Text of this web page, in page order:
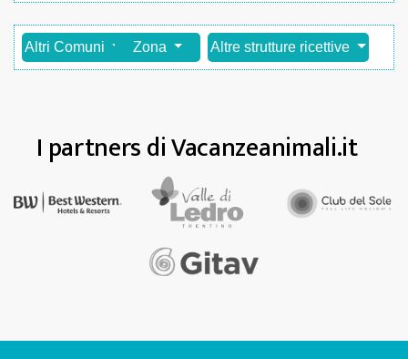
Altri Comuni Zona Altre strutture ricettive
I partners di Vacanzeanimali.it